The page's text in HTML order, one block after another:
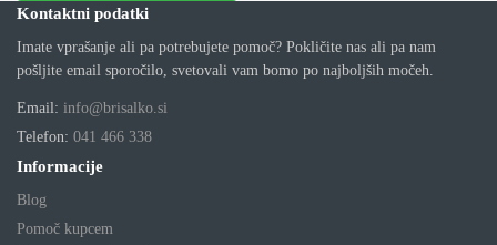
Kontaktni podatki
Imate vprašanje ali pa potrebujete pomoč? Pokličite nas ali pa nam
pošljite email sporočilo, svetovali vam bomo po najboljših močeh.
Email: info@brisalko.si
Telefon: 041 466 338
Informacije
Blog
Pomoč kupcem